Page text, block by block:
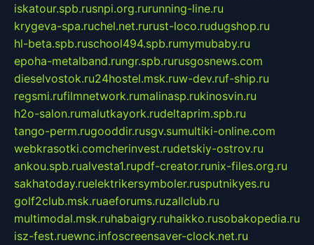
iskatour.spb.rusnpi.org.rurunning-line.ru
krygeva-spa.ruchel.net.rurust-loco.rudugshop.ru
hl-beta.spb.ruschool494.spb.rumymubaby.ru
epoha-metalband.rungr.spb.rurusgosnews.com
dieselvostok.ru24hostel.msk.ruw-dev.ruf-ship.ru
regsmi.rufilmnetwork.rumalinasp.rukinosvin.ru
h2o-salon.rumalutkayork.rudeltaprim.spb.ru
tango-perm.rugooddir.rusgv.sumultiki-online.com
webkrasotki.comcherinvest.rudetskiy-ostrov.ru
ankou.spb.rualvesta1.rupdf-creator.runix-files.org.ru
sakhatoday.ruelektrikersymboler.rusputnikyes.ru
golf2club.msk.ruaeforums.ruzallclub.ru
multimodal.msk.ruhabaigry.ruhaikko.rusobakopedia.ru
isz-fest.ruewnc.infoscreensaver-clock.net.ru